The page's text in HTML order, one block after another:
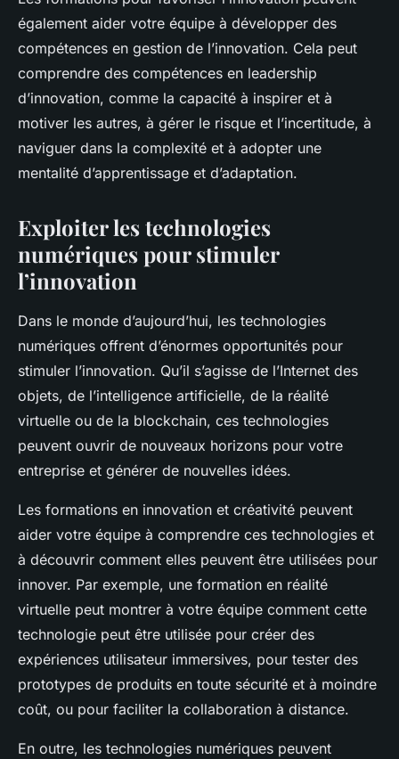
également aider votre équipe à développer des
compétences en gestion de l’innovation. Cela peut
comprendre des compétences en leadership
d’innovation, comme la capacité à inspirer et à
motiver les autres, à gérer le risque et l’incertitude, à
naviguer dans la complexité et à adopter une
mentalité d’apprentissage et d’adaptation.
Exploiter les technologies
numériques pour stimuler
l’innovation
Dans le monde d’aujourd’hui, les technologies
numériques offrent d’énormes opportunités pour
stimuler l’innovation. Qu’il s’agisse de l’Internet des
objets, de l’intelligence artificielle, de la réalité
virtuelle ou de la blockchain, ces technologies
peuvent ouvrir de nouveaux horizons pour votre
entreprise et générer de nouvelles idées.
Les formations en innovation et créativité peuvent
aider votre équipe à comprendre ces technologies et
à découvrir comment elles peuvent être utilisées pour
innover. Par exemple, une formation en réalité
virtuelle peut montrer à votre équipe comment cette
technologie peut être utilisée pour créer des
expériences utilisateur immersives, pour tester des
prototypes de produits en toute sécurité et à moindre
coût, ou pour faciliter la collaboration à distance.
En outre, les technologies numériques peuvent